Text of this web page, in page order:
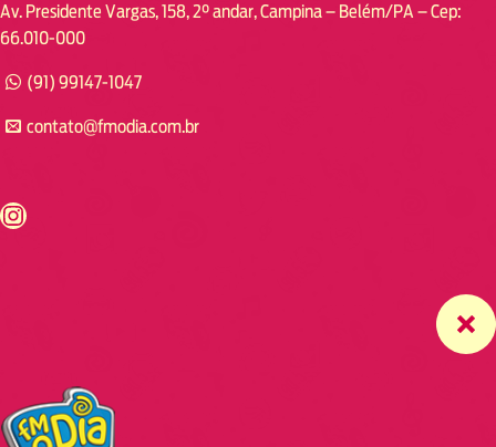
Av. Presidente Vargas, 158, 2° andar, Campina – Belém/PA – Cep:
66.010-000
(91) 99147-1047
contato@fmodia.com.br
https://www.instagram.com/fmodia.cabofrio/